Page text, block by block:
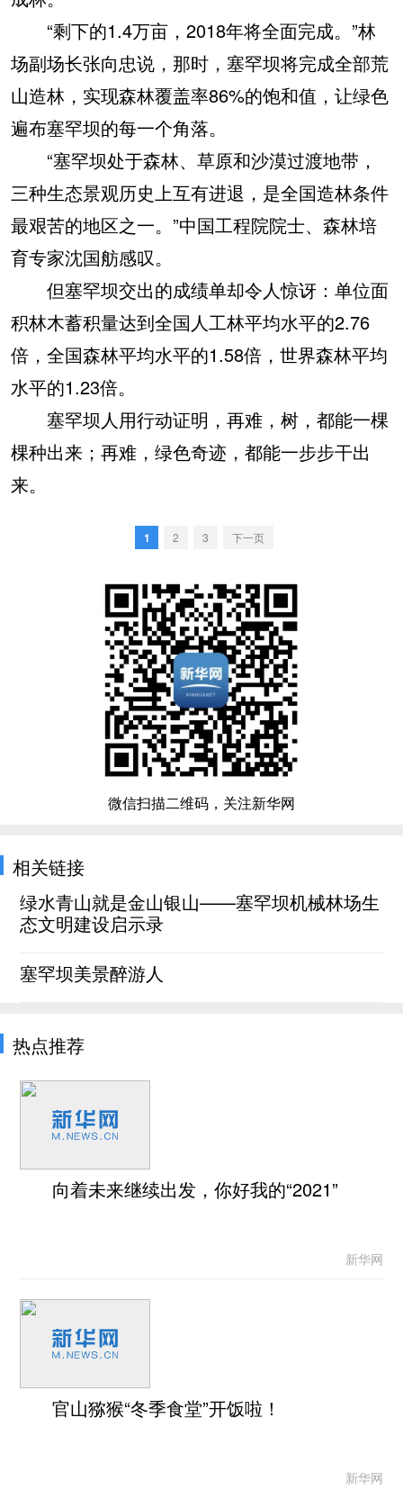
“剩下的1.4万亩，2018年将全面完成。”林
场副场长张向忠说，那时，塞罕坝将完成全部荒
山造林，实现森林覆盖率86%的饱和值，让绿色
遍布塞罕坝的每一个角落。
“塞罕坝处于森林、草原和沙漠过渡地带，
三种生态景观历史上互有进退，是全国造林条件
最艰苦的地区之一。”中国工程院院士、森林培
育专家沈国舫感叹。
但塞罕坝交出的成绩单却令人惊讶：单位面
积林木蓄积量达到全国人工林平均水平的2.76
倍，全国森林平均水平的1.58倍，世界森林平均
水平的1.23倍。
塞罕坝人用行动证明，再难，树，都能一棵
棵种出来；再难，绿色奇迹，都能一步步干出
来。
1 2 3 下一页
微信扫描二维码，关注新华网
相关链接
绿水青山就是金山银山——塞罕坝机械林场生
态文明建设启示录
塞罕坝美景醉游人
热点推荐
向着未来继续出发，你好我的“2021”
新华网
官山猕猴“冬季食堂”开饭啦！
新华网